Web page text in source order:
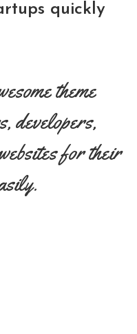
quickly
theme
developers,
for their